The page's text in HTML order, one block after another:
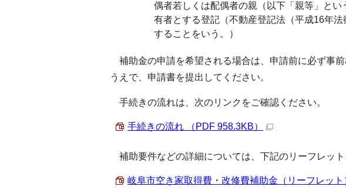
偶者若しくは配偶者の親（以下「親等」と
有者とする登記（不動産登記法（平成16年
することをいう。）
補助金の申請を希望される場合は、申請前に必ず事
うえで、申請書を提出してください。
手続きの流れは、次のリンクをご確認ください。
手続きの流れ （PDF 958.3KB）
補助要件などの詳細については、下記のリーフレット
岐阜市空き家取得費・改修費補助金（リーフレット